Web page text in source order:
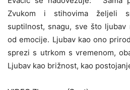
Zvukom i stihovima željeli
suptilnost, snagu, sve što
od emocije. Ljubav kao ono
sprezi s utrkom s vremenom,
Ljubav kao brižnost, kao